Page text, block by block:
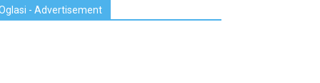
- Advertisement